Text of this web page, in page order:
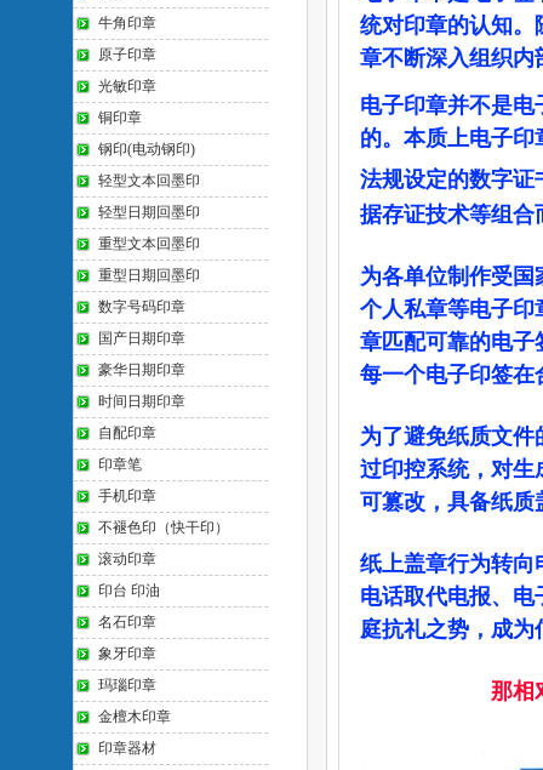
牛角印章
原子印章
光敏印章
铜印章
钢印(电动钢印)
轻型文本回墨印
轻型日期回墨印
重型文本回墨印
重型日期回墨印
数字号码印章
国产日期印章
豪华日期印章
时间日期印章
自配印章
印章笔
手机印章
不褪色印（快干印）
滚动印章
印台 印油
名石印章
象牙印章
玛瑙印章
金檀木印章
印章器材
统对印章的认知。
章不断深入组织内
电子印章并不是
的。本质上电子
法规设定的数字证
据存证技术等组合
为各单位制作受
个人私章等电子印
章匹配可靠的电子
每一个电子印签在
为了避免纸质文
过印控系统，对生
可篡改，具备纸质
纸上盖章行为转向
电话取代电报、
庭抗礼之势，成
那相